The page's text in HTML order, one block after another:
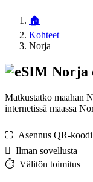
🏠
Kohteet
Norja
Matkustatko maahan
internetissä maassa
⛶️️ Asennus QR-
️ Ilman sovellusta
⏱️️ Välitön toimitus